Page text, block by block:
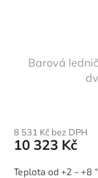
Barová
8 531 Kč bez DPH
10 323 Kč
Teplota od +2 ~ +8